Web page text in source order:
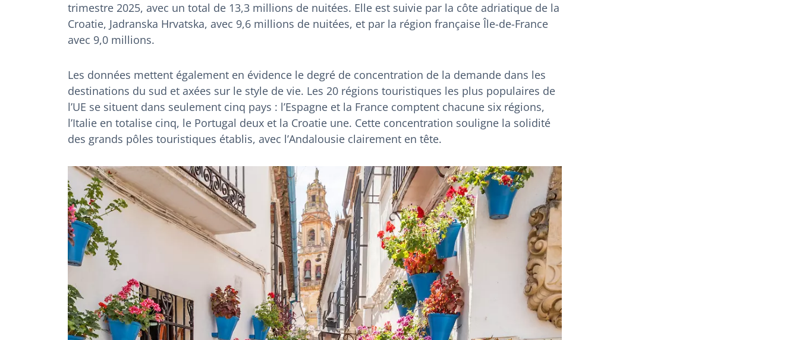
trimestre 2025, avec un total de 13,3 millions de nuitées. Elle est suivie par la côte adriatique de la
Croatie, Jadranska Hrvatska, avec 9,6 millions de nuitées, et par la région française Île-de-France
avec 9,0 millions.
Les données mettent également en évidence le degré de concentration de la demande dans les
destinations du sud et axées sur le style de vie. Les 20 régions touristiques les plus populaires de
l’UE se situent dans seulement cinq pays : l’Espagne et la France comptent chacune six régions,
l’Italie en totalise cinq, le Portugal deux et la Croatie une. Cette concentration souligne la solidité
des grands pôles touristiques établis, avec l’Andalousie clairement en tête.